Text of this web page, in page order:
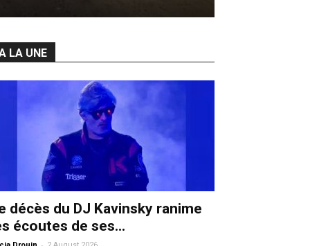
LA UNE
décès du DJ Kavinsky ranime
écoutes de ses...